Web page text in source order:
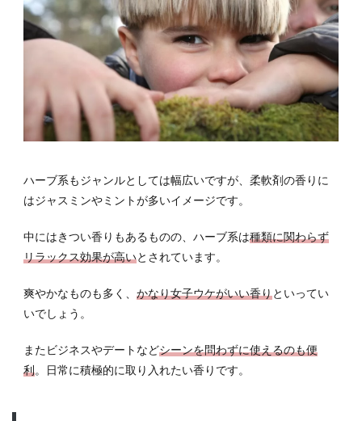
ハーブ系もジャンルとしては幅広いですが、柔軟剤の香りに
はジャスミンやミントが多いイメージです。
中にはきつい香りもあるものの、ハーブ系は種類に関わらず
リラックス効果が高いとされています。
爽やかなものも多く、 かなり女子ウケがいい香りといってい
いでしょう。
またビジネスやデートなどシーンを問わずに使えるのも便
利。日常に積極的に取り入れたい香りです。